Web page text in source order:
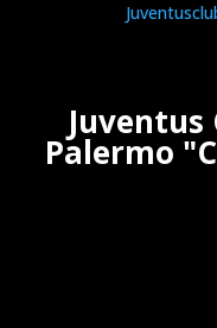
Juventus
Palermo